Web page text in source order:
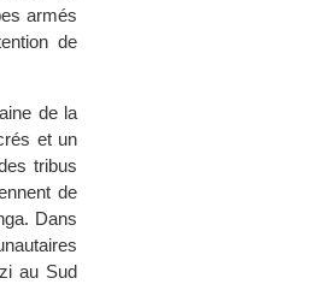
armés
de
de la
et un
tribus
de
Dans
au Sud